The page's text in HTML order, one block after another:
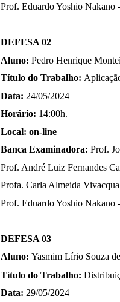
Prof. Eduardo Yoshio
DEFESA 02
Aluno: Pedro Henrique
Título do Trabalho:
Data: 24/05/2024
Horário: 14:00h.
Local: on-line
Banca Examinadora: Prof.
Prof. André Luiz Fernandes
Profa. Carla Almeida
Prof. Eduardo Yoshio
DEFESA 03
Aluno: Yasmim Lírio Souza
Título do Trabalho:
Data: 29/05/2024